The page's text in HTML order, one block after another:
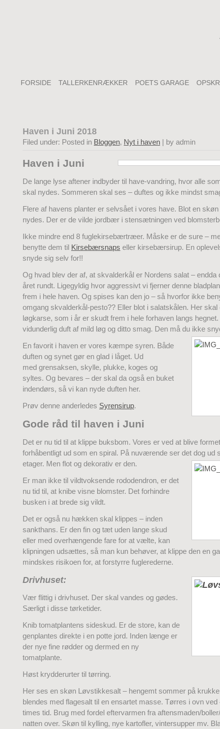
FORSIDE TALLERKENRÆKKER POETS GARAGE
Haven i Juni 2018
Filed under: Posted in Bloggen, Nyt i haven | by admin
Haven i Juni
De lange lyse aftener indbyder til have-vandring, hvor alle
skal nydes. Sommeren skal ses – duftes og ikke mindst
Flere af havens planter er selvsået i vores have. Blot en
nydes. Der er de vilde jordbær i stensætningen ved
Ikke mindre end 8 fuglekirsebærtræer. Måske er de sure –
benytte dem til Kirsebærsnaps eller kirsebærsirup. En
snyde sig selv for!!
Og hvad blev der af, at skvalderkål er Nordens salat – endda
året rundt. Ligegyldig hvor aggressivt vi fjerner denne
frem i hele haven. Og spises kan den jo – så hvorfor ikke
omgang skvalderkål-pesto?? Eller blot i salatskålen. Her
løgkarse, som i år er skudt frem i hele forhaven langs
vidunderlig duft af mild løg og ditto smag. Den må du ikke
En favorit i haven er vores kæmpe syren. Både
duften og synet gør en glad i låget. Ud
med grensaksen, skylle, plukke, koges og
syltes. Og bevares – der skal da også en buket
indendørs, så vi kan nyde duften her.
Prøv denne anderledes Syrensirup.
Gode råd til haven i Juni
Det er nu tid til at klippe buksbom. Vores er ved at blive
forhåbentligt ud som en spiral. På nuværende ser det dog ud
etager. Men flot og dekorativ er den.
Er man ikke til vildtvoksende rododendron, er det
nu tid til, at knibe visne blomster. Det forhindre
busken i at brede sig vildt.
Det er også nu hækken skal klippes – inden
sankthans. Er den fin og tæt uden lange skud
eller med overhængende fare for at vælte, kan
klipningen udsættes, så man kun behøver, at klippe den en
mindskes risikoen for, at forstyrre fuglerederne.
Drivhuset:
Vær flittig i drivhuset. Der skal vandes og gødes.
Særligt i disse tørketider.
Knib tomatplantens sideskud. Er de store, kan de
genplantes direkte i en potte jord. Inden længe er
der nye fine rødder og dermed en ny
tomatplante.
Høst krydderurter til tørring.
Her ses en skøn Løvstikkesalt – hengemt sommer på
blendes med flagesalt til en ensartet masse. Tørres i ovn ved
times tid. Brug med fordel eftervarmen fra aftensmaden/
natten over. Skøn til kylling, nye kartofler, vintersupper mv.